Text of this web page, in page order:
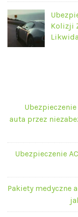
Kolizji
auta przez
Ubezpieczenie
Pakiety medyczne